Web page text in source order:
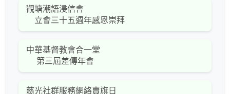
觀塘潮語浸信會
立會三十五週年感恩崇拜
中華基督教會合一堂
第三屆差傳年會
慈光社群服務網絡賣旗日